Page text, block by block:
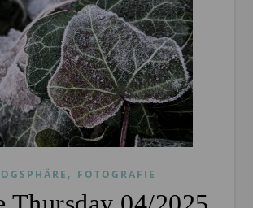
, FOTOGRAFIE